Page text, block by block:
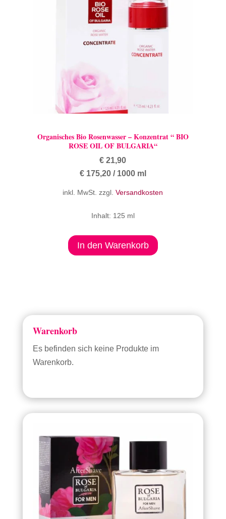
Organisches Bio Rosenwasser – Konzentrat “ BIO
ROSE OIL OF BULGARIA“
€ 21,90
€175,20/ 1000 ml
inkl. MwSt. zzgl.Versandkosten
Inhalt: 125 ml
In den Warenkorb
Warenkorb
Es befinden sich keine Produkte im
Warenkorb.